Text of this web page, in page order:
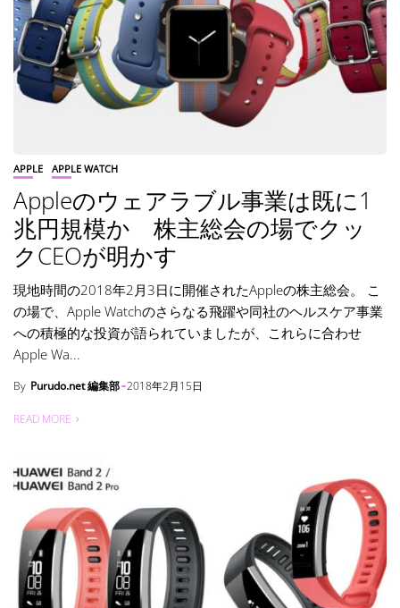
APPLE APPLE WATCH
Appleのウェアラブル事業は既に1
兆円規模か 株主総会の場でクッ
クCEOが明かす
現地時間の2018年2月3日に開催されたAppleの株主総会。 こ
の場で、Apple Watchのさらなる飛躍や同社のヘルスケア事業
への積極的な投資が語られていましたが、これらに合わせ
Apple Wa...
By Purudo.net 編集部 2018年2月15日
READ MORE